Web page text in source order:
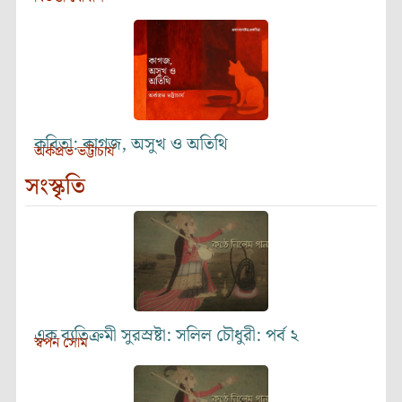
কবিতা: কাগজ, অসুখ ও অতিথি
অর্কপ্রভ ভট্টাচার্য
সংস্কৃতি
এক ব্যতিক্রমী সুরস্রষ্টা: সলিল চৌধুরী: পর্ব ২
স্বপন সোম